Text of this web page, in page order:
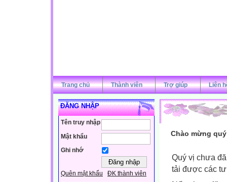
Trang chủ Thành viên Trợ giúp Liên
ĐĂNG NHẬP
Tên truy nhập
Mật khẩu
Ghi nhớ
Quên mật khẩu ĐK thành viên
Chào mừng
Quý vị chưa
tải được các